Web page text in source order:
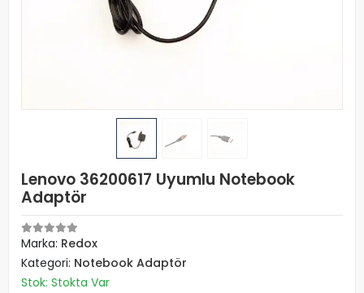
Lenovo 36200617 Uyumlu Notebook
Adaptör
Marka: Redox
Kategori: Notebook Adaptör
Stok: Stokta Var